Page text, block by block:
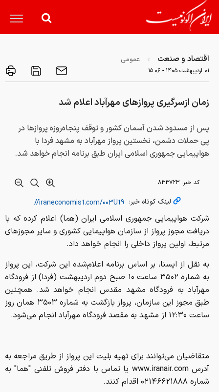
اقتصاد و صنعت عمومی
۰۱ ارديبهشت ۱۴۰۵ - ۱۵:۰۶
زمان ازسرگیری پروازهای مهرآباد اعلام شد
پس از مسدود شدن آسمان کشور و توقف پنجاه‌روزه پروازها در
پی حملات دشمن، نخستین پرواز مهرآباد به مشهد فردا با
هواپیمایی جمهوری اسلامی ایران طبق برنامه انجام خواهد شد.
کد خبر: ۸۳۳۷۲۳
لینک کوتاه خبر:
شرکت هواپیمایی جمهوری اسلامی ایران (هما) اعلام کرده که با
دریافت مجوز پرواز از سازمان هواپیمایی کشوری و سایر مجوزهای
مرتبط، اولین پرواز داخلی را انجام خواهد داد.
به نقل از ایسنا، بر اساس برنامه اعلام‌شده این شرکت، این پرواز
به شماره ۳۵۰۲ ساعت ۱۰ صبح دوم اردیبهشت (فردا) از فرودگاه
مهرآباد به فرودگاه مشهد مقدس انجام خواهد شد. همچنین
طبق مجوز این سازمان، پرواز بازگشت به شماره ۳۵۰۳ همان روز
ساعت ۱۲:۳۰ از مشهد به مقصد فرودگاه مهرآباد انجام می‌شود.
متقاضیان می‌توانند برای تهیه بلیت این پرواز از طریق مراجعه به
آدرس www.iranair.com یا تماس با دفتر فروش تلفنی "هما" به
شماره ۰۲۱۴۶۶۲۱۸۸۸ اقدام کنند.